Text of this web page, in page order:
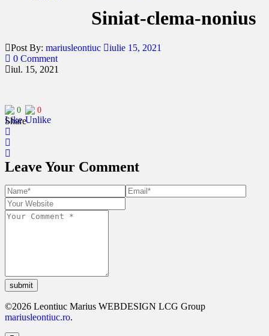
Siniat-clema-nonius
Post By: mariusleontiuc
iulie 15, 2021
0 Comment
iul. 15, 2021
0 0
Share
Leave Your Comment
submit
©2026 Leontiuc Marius WEBDESIGN LCG Group
mariusleontiuc.ro.